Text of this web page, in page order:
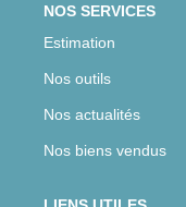
NOS SERVICES
Estimation
Nos outils
Nos actualités
Nos biens vendus